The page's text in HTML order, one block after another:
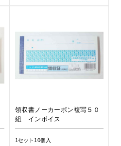
領収書ノーカーボン複写５０
組 インボイス
1セット10個入